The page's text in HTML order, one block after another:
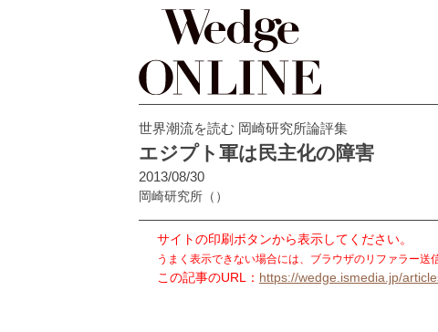
世界潮流を読む 岡崎研究所論評集
エジプト軍は民主化の障害
2013/08/30
岡崎研究所 （）
サイトの印刷ボタンから表示してください。
うまく表示できない場合には、ブラウザのリファラー送
この記事のURL： https://wedge.ismedia.jp/